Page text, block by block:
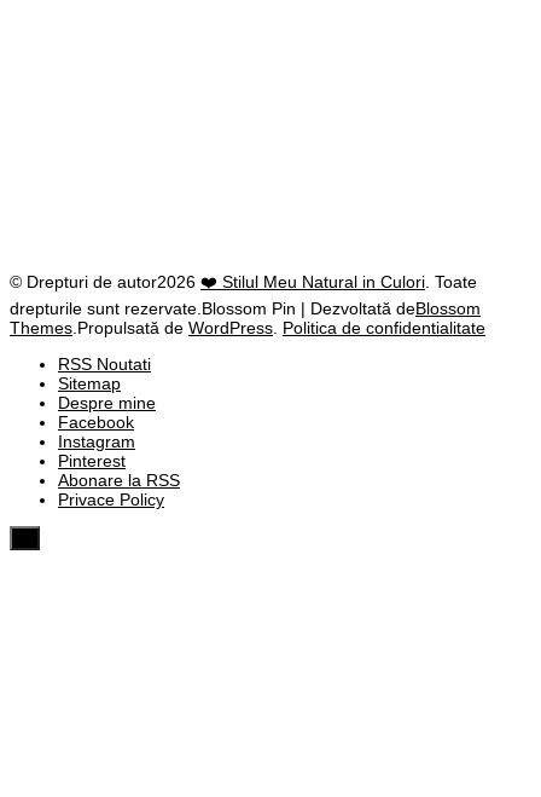
© Drepturi de autor2026 ❤️ Stilul Meu Natural in Culori . Toate
drepturile sunt rezervate. Blossom Pin | Dezvoltată deBlossom
Themes .Propulsată de WordPress Politica de confidentialitate
RSS Noutati
Sitemap
Despre mine
Facebook
Instagram
Pinterest
Abonare la RSS
Privace Policy